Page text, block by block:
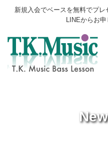
新規入会でベースを無料でプ
LINEからお申